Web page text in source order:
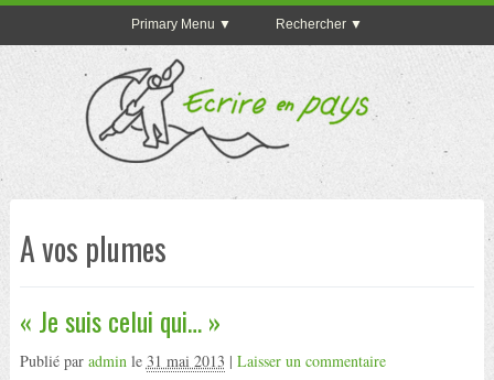
Primary Menu Rechercher
A vos plumes
« Je suis celui qui… »
Publié par admin le 31 mai 2013 | Laisser un commentaire